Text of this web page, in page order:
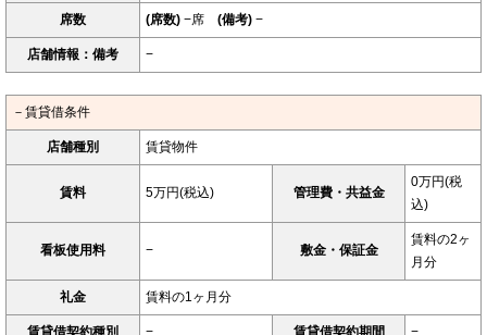
席数 (席数) −席 (備考) −
店舗情報：備考 −
－賃貸借条件
店舗種別 賃貸物件
賃料 5万円(税込) 管理費・共益金
0万円(税
込)
看板使用料 − 敷金・保証金
賃料の2ヶ
月分
礼金 賃料の1ヶ月分
賃貸借契約種別 − 賃貸借契約期間 −